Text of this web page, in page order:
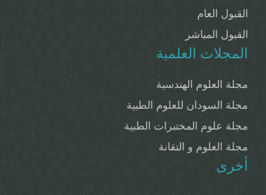
القبول العام
القبول المباشر
المجلات العلمية
مجلة العلوم الهندسية
مجلة السودان للعلوم الطبية
مجلة علوم المختبرات الطبية
مجلة العلوم و التقانة
أخرى